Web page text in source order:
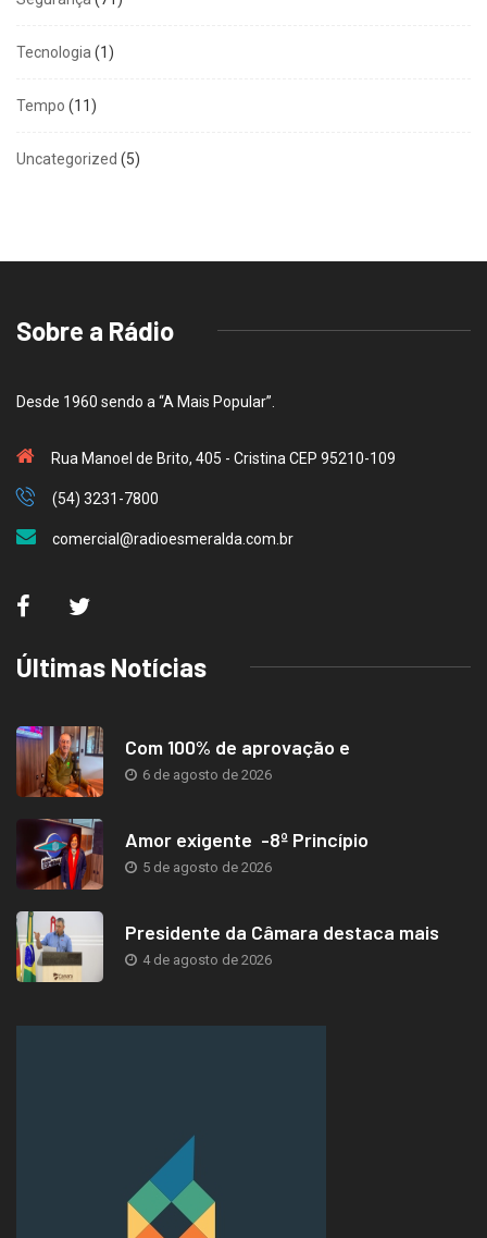
Tecnologia (1)
Tempo (11)
Uncategorized (5)
Sobre a Rádio
Desde 1960 sendo a “A Mais Popular”.
Rua Manoel de Brito, 405 - Cristina CEP 95210-109
(54) 3231-7800
comercial@radioesmeralda.com.br
Últimas Notícias
Com 100% de aprovação e
6 de agosto de 2026
Amor exigente -8º Princípio
5 de agosto de 2026
Presidente da Câmara destaca mais
4 de agosto de 2026